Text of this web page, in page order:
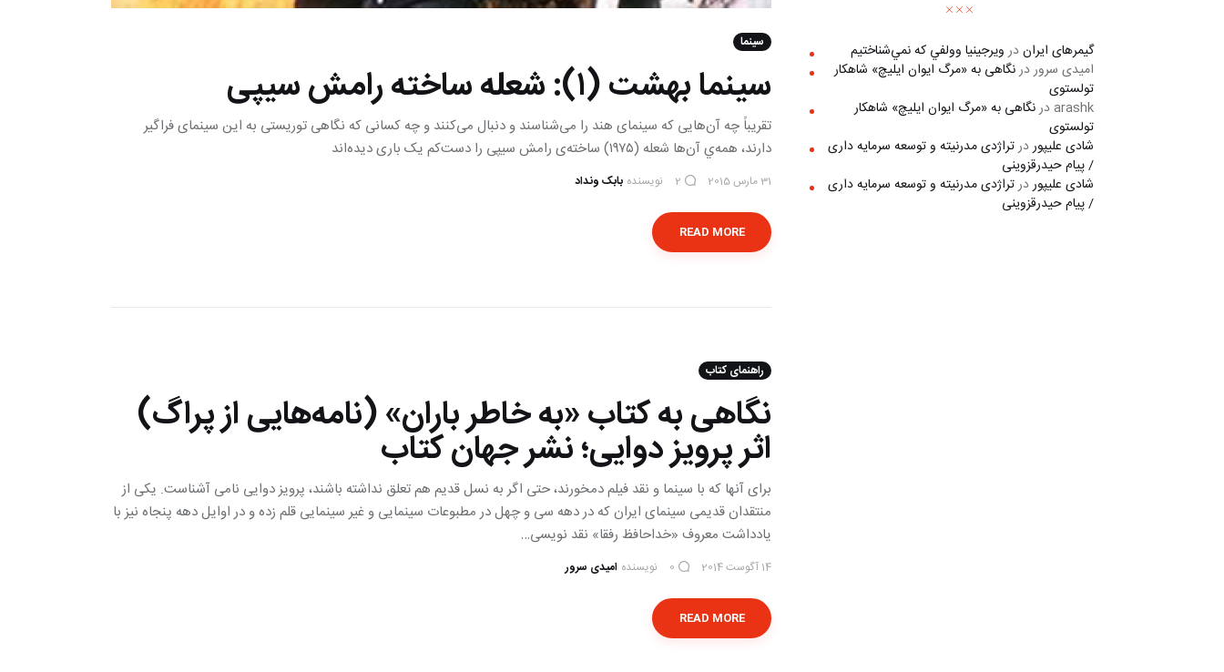
سینما
سینما بهشت (۱): شعله ساخته رامش سیپی
تقریباً چه آن‌هایی که سینمای هند را می‌شناسند و دنبال می‌کنند و چه کسانی که نگاهی توریستی به این سینمای فراگیر
دارند، همه‌ي آن‌ها شعله (۱۹۷۵) ساخته‌ی‌ رامش سیپی را دست‌کم یک باری دیده‌اند
31 مارس 2015 2 نویسنده بابک ونداد
READ MORE
راهنمای کتاب
نگاهی به کتاب «به خاطر باران» (نامه‌هایی از پراگ)
اثر پرویز دوایی؛ نشر جهان کتاب
برای آنها که با سینما و نقد فیلم دمخورند، حتی اگر به نسل قدیم هم تعلق نداشته باشند، پرویز دوایی نامی آشناست. یکی از
منتقدان قدیمی سینمای ایران که در دهه سی و چهل در مطبوعات سینمایی و غیر سینمایی قلم زده و در اوایل دهه پنجاه نیز با
یادداشت معروف «خداحافظ رفقا» نقد نویسی…
14 آگوست 2014 0 نویسنده امیدی سرور
READ MORE
گیمرهای ایراندرويرجينيا وولفي كه نمي‌شناختيم
امیدی سروردرنگاهی به «مرگ ايوان ايليچ» شاهکار
تولستوی
arashkدرنگاهی به «مرگ ايوان ايليچ» شاهکار
تولستوی
شادی علیپوردرتراژدی مدرنیته و توسعه سرمایه داری
/ پیام حیدرقزوینی
شادی علیپوردرتراژدی مدرنیته و توسعه سرمایه داری
/ پیام حیدرقزوینی